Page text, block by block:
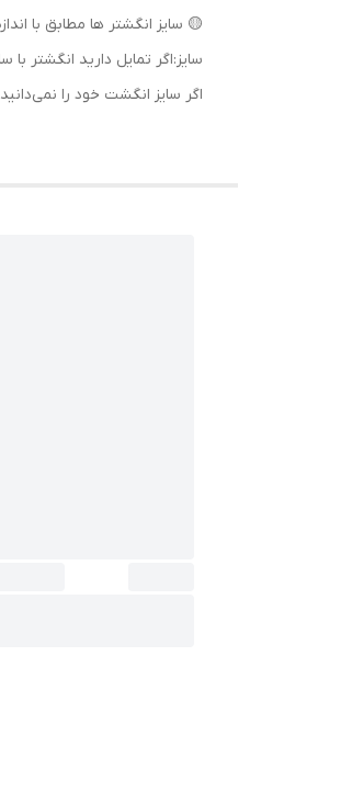
🟡 سایز انگشتر ها مطابق با
سایز:اگر تمایل دارید
اگر سایز انگشت خود را